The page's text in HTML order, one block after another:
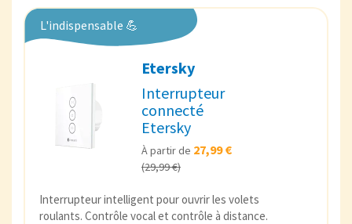
L'indispensable 💪
Etersky
Interrupteur
connecté
Etersky
À partir de 27,99 €
(29,99 €)
Interrupteur intelligent pour ouvrir les volets
roulants. Contrôle vocal et contrôle à distance.